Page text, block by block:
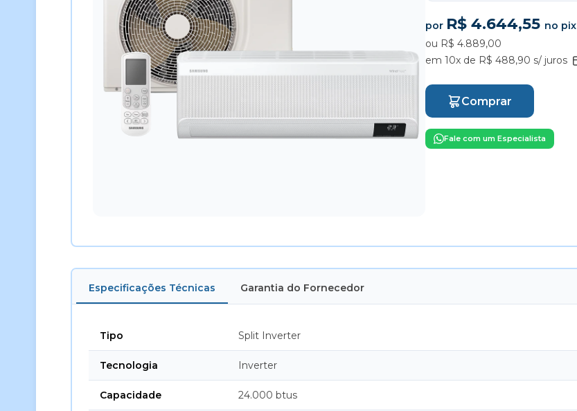
por R$ 4.644,55 no pix
ou R$ 4.889,00
em 10x de R$ 488,90 s/ juros
Comprar
Fale com um Especialista
Especificações Técnicas Garantia do Fornecedor
Tipo Split Inverter
Tecnologia Inverter
Capacidade 24.000 btus